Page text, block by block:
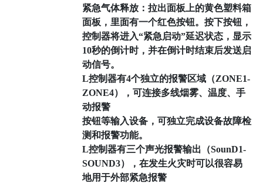
紧急气体释放：拉出面板上的黄色塑料箱
面板，里面有一个红色按钮。按下按钮，
控制器将进入“紧急启动”延迟状态，显示
10秒的倒计时，并在倒计时结束后发送启
动信号。
L控制器有4个独立的报警区域（ZONE1-
ZONE4），可连接多线烟雾、温度、手
动报警
按钮等输入设备，可独立完成设备故障检
测和报警功能。
L控制器有三个声光报警输出（SounD1-
SOUND3），在发生火灾时可以很容易
地用于外部紧急报警